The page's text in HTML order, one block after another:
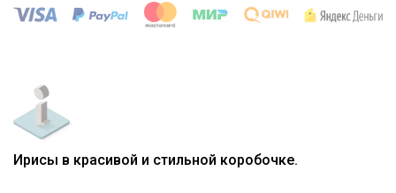
Ирисы в красивой и стильной коробочке.